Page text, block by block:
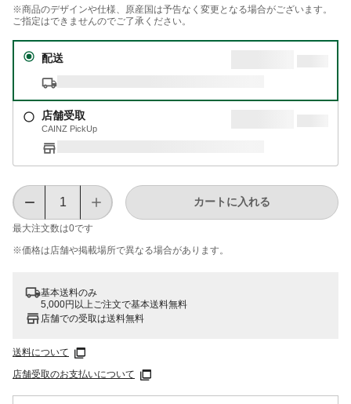
※商品のデザインや仕様、原産国は予告なく変更となる場合がございます。
ご指定はできませんのでご了承ください。
配送
店舗受取
CAINZ PickUp
最大注文数は0です
カートに入れる
※価格は​店舗や​掲載場所で​異なる​場合が​あります。
基本送料のみ
5,000円以上ご注文で基本送料無料
店舗での受取は送料無料
送料について
店舗受取のお支払いについて